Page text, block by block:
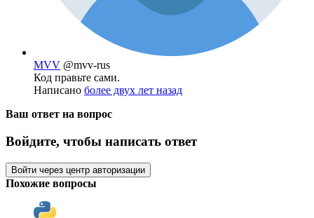
MVV @mvv-rus
Код правьте сами.
Написано более двух лет назад
Ваш ответ на вопрос
Войдите, чтобы написать ответ
Войти через центр авторизации
Похожие вопросы